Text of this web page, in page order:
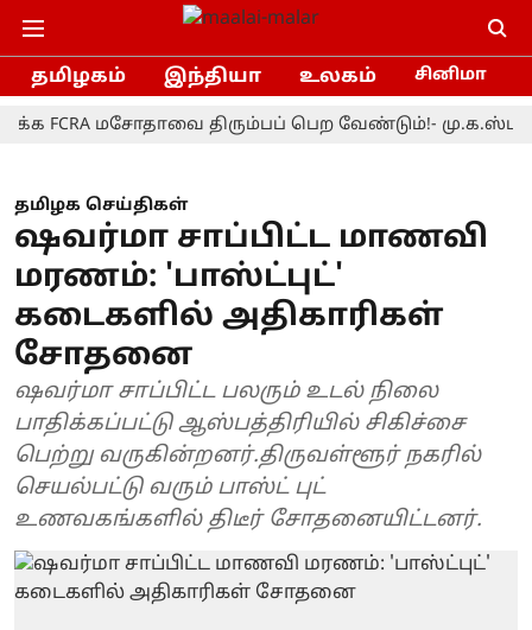
தமிழகம் இந்தியா உலகம் சினிமா
மசோதாவை திரும்பப் பெற வேண்டும்!- மு.க.ஸ்டாலின்
தமிழக செய்திகள்
ஷவர்மா சாப்பிட்ட மாணவி
மரணம்: 'பாஸ்ட்புட்'
கடைகளில் அதிகாரிகள்
சோதனை
ஷவர்மா சாப்பிட்ட பலரும் உடல் நிலை
பாதிக்கப்பட்டு ஆஸ்பத்திரியில் சிகிச்சை
பெற்று வருகின்றனர்.திருவள்ளூர் நகரில்
செயல்பட்டு வரும் பாஸ்ட் புட்
உணவகங்களில் திடீர் சோதனையிட்டனர்.